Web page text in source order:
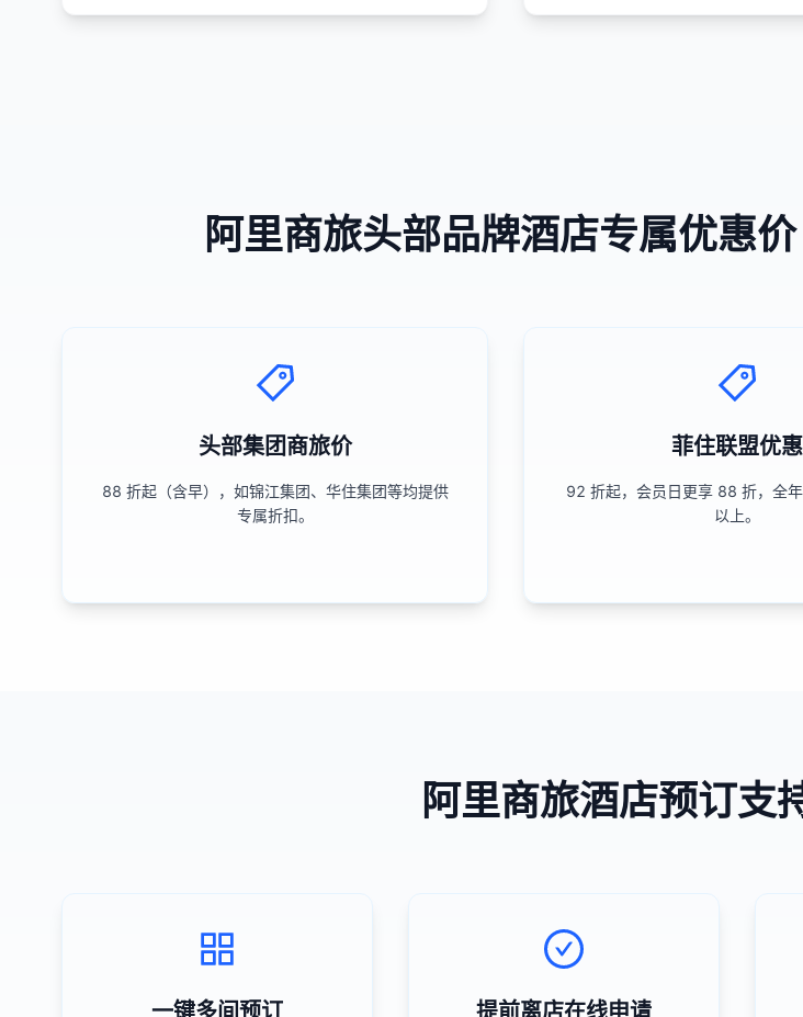
阿里商旅头部品牌酒店专属优惠
头部集团商旅价
88 折起（含早），如锦江集团、华住集团等均提供
专属折扣。
菲住联盟优惠
92 折起，会员日更享 88 折，全
以上。
阿里商旅酒店预订支